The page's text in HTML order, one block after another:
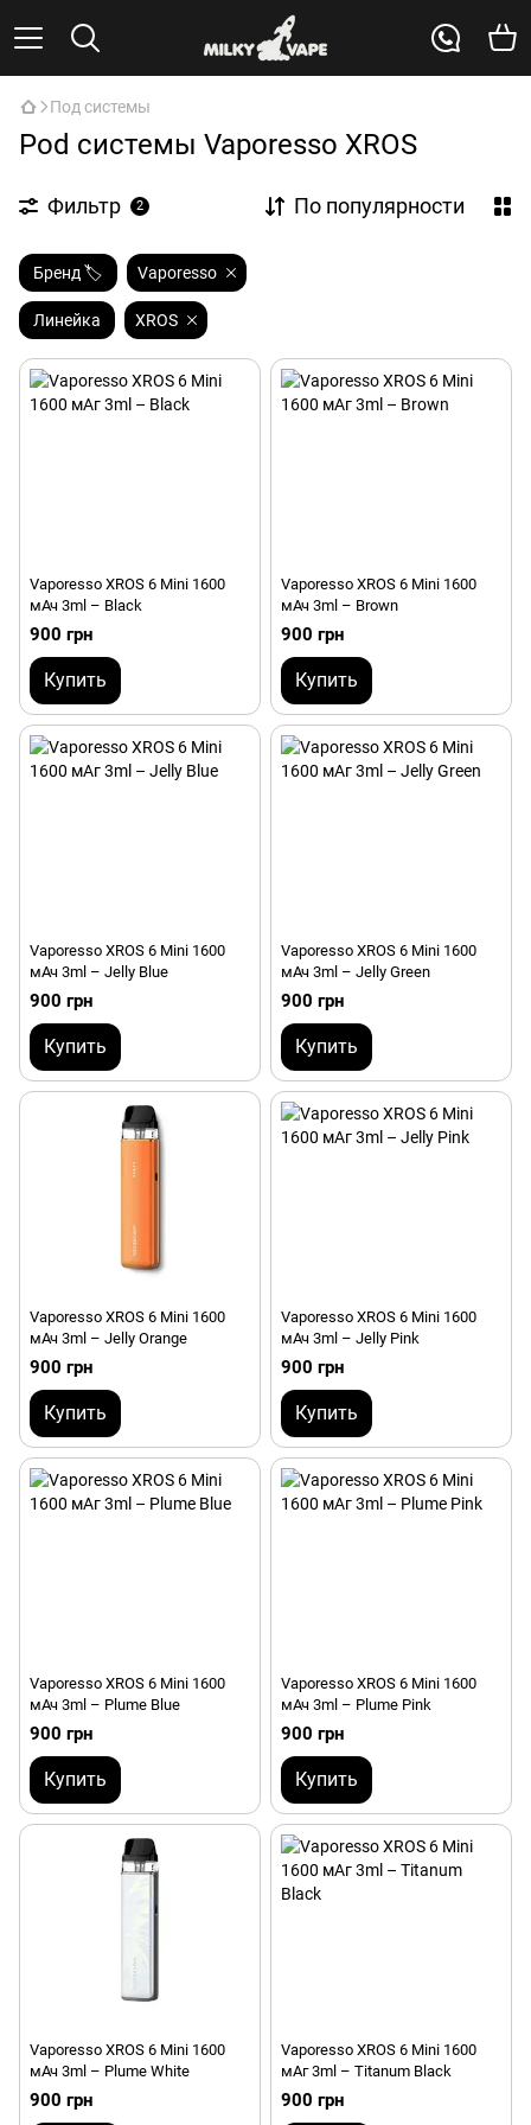
Под системы
Pod системы Vaporesso XROS
Фильтр 2 По популярности
Бренд 🏷️ Vaporesso
Линейка XROS
Vaporesso XROS 6 Mini 1600
мАч 3ml – Black
900 грн
Купить
Vaporesso XROS 6 Mini 1600
мАч 3ml – Brown
900 грн
Купить
Vaporesso XROS 6 Mini 1600
мАч 3ml – Jelly Blue
900 грн
Купить
Vaporesso XROS 6 Mini 1600
мАч 3ml – Jelly Green
900 грн
Купить
Vaporesso XROS 6 Mini 1600
мАч 3ml – Jelly Orange
900 грн
Купить
Vaporesso XROS 6 Mini 1600
мАч 3ml – Jelly Pink
900 грн
Купить
Vaporesso XROS 6 Mini 1600
мАч 3ml – Plume Blue
900 грн
Купить
Vaporesso XROS 6 Mini 1600
мАч 3ml – Plume Pink
900 грн
Купить
Vaporesso XROS 6 Mini 1600
мАч 3ml – Plume White
900 грн
Vaporesso XROS 6 Mini 1600
мАг 3ml – Titanum Black
900 грн